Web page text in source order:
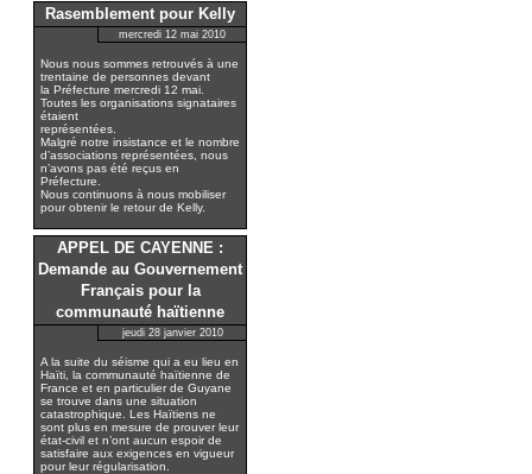
Rasemblement pour Kelly
mercredi 12 mai 2010
Nous nous sommes retrouvés à une
trentaine de personnes devant
la Préfecture mercredi 12 mai.
Toutes les organisations signataires
étaient
représentées.
Malgré notre insistance et le nombre
d’associations représentées, nous
n’avons pas été reçus en
Préfecture.
Nous continuons à nous mobiliser
pour obtenir le retour de Kelly.
APPEL DE CAYENNE :
Demande au Gouvernement
Français pour la
communauté haïtienne
jeudi 28 janvier 2010
A la suite du séisme qui a eu lieu en
Haïti, la communauté haïtienne de
France et en particulier de Guyane
se trouve dans une situation
catastrophique. Les Haïtiens ne
sont plus en mesure de prouver leur
état-civil et n’ont aucun espoir de
satisfaire aux exigences en vigueur
pour leur régularisation.